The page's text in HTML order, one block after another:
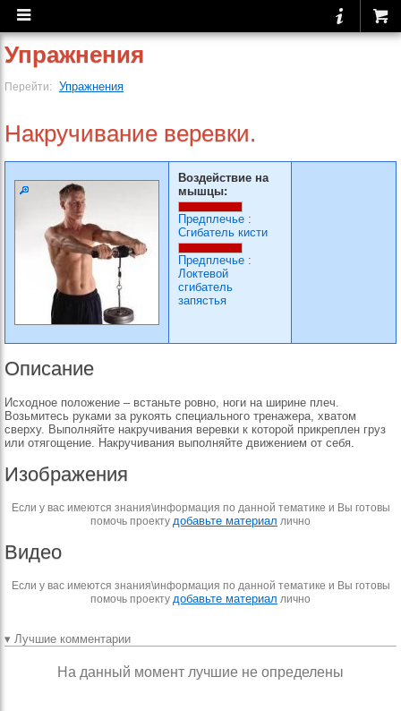
Упражнения
Перейти: Упражнения
Накручивание веревки.
Воздействие на
мышцы:
Предплечье :
Сгибатель кисти
Предплечье :
Локтевой
сгибатель
запястья
Описание
Исходное положение – встаньте ровно, ноги на ширине плеч.
Возьмитесь руками за рукоять специального тренажера, хватом
сверху. Выполняйте накручивания веревки к которой прикреплен груз
или отягощение. Накручивания выполняйте движением от себя.
Изображения
Если у вас имеются знания\информация по данной тематике и Вы готовы
помочь проекту добавьте материал лично
Видео
Если у вас имеются знания\информация по данной тематике и Вы готовы
помочь проекту добавьте материал лично
▾ Лучшие комментарии
На данный момент лучшие не определены